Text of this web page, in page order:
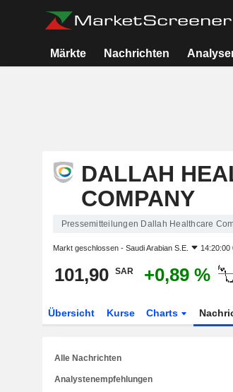
Märkte Nachrichten
DALLAH
COMPANY
Pressemitteilungen Dallah Healthcare
Markt geschlossen - Saudi Arabian S.E. 14:20:00
101,90 SAR +0,89 %
Übersicht Kurse Charts
Alle Nachrichten
Analystenempfehlungen